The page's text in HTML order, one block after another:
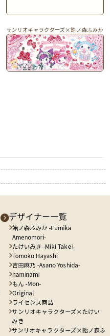
サンリオキャラクターズ×飴ノ森ふみか
デザイナー一覧
飴ノ森ふみか -Fumika
Amenomori-
たけいみき -Miki Takei-
Tomoko Hayashi
吉田麻乃 -Asano Yoshida-
naminami
もん -Mon-
Original
ライセンス商品
サンリオキャラクターズ×たけい
みき
サンリオキャラクターズ×飴ノ森ふ